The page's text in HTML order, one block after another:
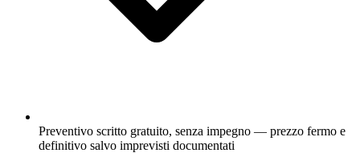
Preventivo scritto gratuito, senza impegno — prezzo fermo e
definitivo salvo imprevisti documentati